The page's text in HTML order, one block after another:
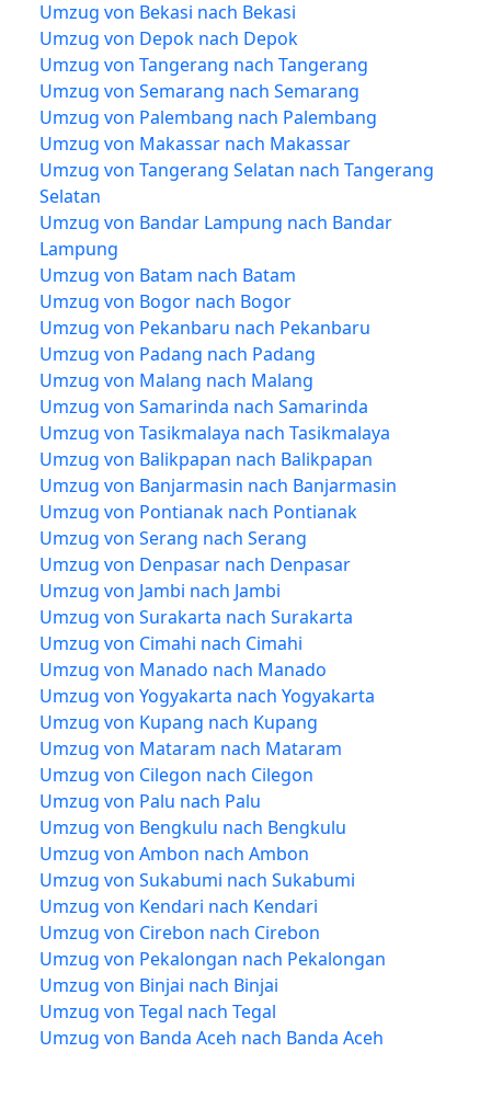
Umzug von Bekasi nach Bekasi
Umzug von Depok nach Depok
Umzug von Tangerang nach Tangerang
Umzug von Semarang nach Semarang
Umzug von Palembang nach Palembang
Umzug von Makassar nach Makassar
Umzug von Tangerang Selatan nach Tangerang
Selatan
Umzug von Bandar Lampung nach Bandar
Lampung
Umzug von Batam nach Batam
Umzug von Bogor nach Bogor
Umzug von Pekanbaru nach Pekanbaru
Umzug von Padang nach Padang
Umzug von Malang nach Malang
Umzug von Samarinda nach Samarinda
Umzug von Tasikmalaya nach Tasikmalaya
Umzug von Balikpapan nach Balikpapan
Umzug von Banjarmasin nach Banjarmasin
Umzug von Pontianak nach Pontianak
Umzug von Serang nach Serang
Umzug von Denpasar nach Denpasar
Umzug von Jambi nach Jambi
Umzug von Surakarta nach Surakarta
Umzug von Cimahi nach Cimahi
Umzug von Manado nach Manado
Umzug von Yogyakarta nach Yogyakarta
Umzug von Kupang nach Kupang
Umzug von Mataram nach Mataram
Umzug von Cilegon nach Cilegon
Umzug von Palu nach Palu
Umzug von Bengkulu nach Bengkulu
Umzug von Ambon nach Ambon
Umzug von Sukabumi nach Sukabumi
Umzug von Kendari nach Kendari
Umzug von Cirebon nach Cirebon
Umzug von Pekalongan nach Pekalongan
Umzug von Binjai nach Binjai
Umzug von Tegal nach Tegal
Umzug von Banda Aceh nach Banda Aceh